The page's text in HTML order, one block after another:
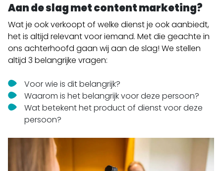
Aan de slag met content marketing?
Wat je ook verkoopt of welke dienst je ook aanbiedt,
het is altijd relevant voor iemand. Met die geachte in
ons achterhoofd gaan wij aan de slag! We stellen
altijd 3 belangrijke vragen:
Voor wie is dit belangrijk?
Waarom is het belangrijk voor deze persoon?
Wat betekent het product of dienst voor deze
persoon?